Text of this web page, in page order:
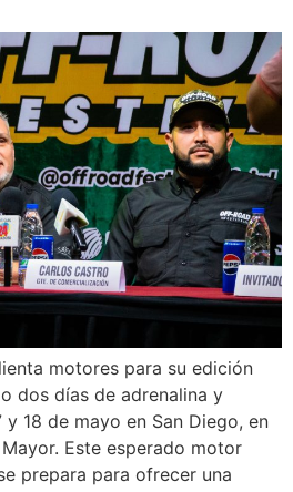
motores para su edición
dos días de adrenalina y
18 de mayo en San Diego, en
Este esperado motor
prepara para ofrecer una